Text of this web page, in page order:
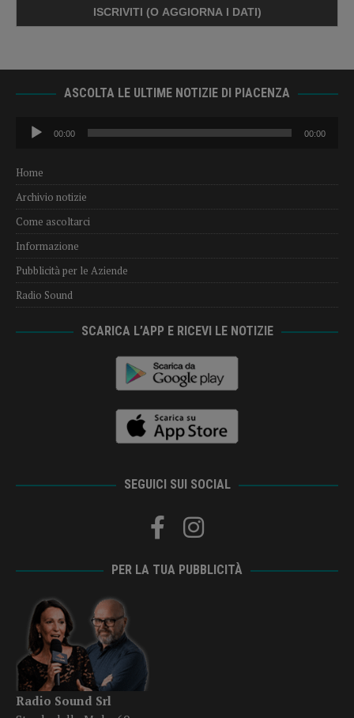
ASCOLTA LE ULTIME NOTIZIE DI PIACENZA
Audio
Player
00:00 00:00
Home
Archivio notizie
Come ascoltarci
Informazione
Pubblicità per le Aziende
Radio Sound
SCARICA L’APP E RICEVI LE NOTIZIE
SEGUICI SUI SOCIAL
PER LA TUA PUBBLICITÀ
Radio Sound Srl